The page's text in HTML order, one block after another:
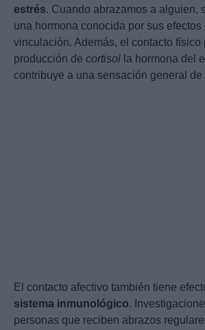
estrés. Cuando abrazamos a alguien,
una hormona conocida por sus efectos
vinculación. Además, el contacto físico
producción de cortisol la hormona del
contribuye a una sensación general de
El contacto afectivo también tiene
sistema inmunológico.
personas que reciben abrazos